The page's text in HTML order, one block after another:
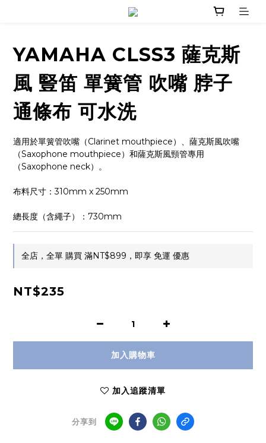
YAMAHA CLSS3 薩克斯
風 豎笛 單簧管 吹嘴 脖子
通條布 可水洗
適用於單簧管吹嘴（Clarinet mouthpiece）、薩克斯風吹嘴
（Saxophone mouthpiece）和薩克斯風頸管專用
（Saxophone neck）。
布料尺寸：310mm x 250mm
總長度（含繩子）：730mm
全店，全單 購買 滿NT$899，即享 免運 優惠
NT$235
加入購物車
加入追蹤清單
分享到